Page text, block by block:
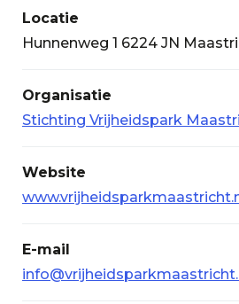
Locatie
Hunnenweg 1 6224 JN
Organisatie
Stichting Vrijheidspark
Website
E-mail